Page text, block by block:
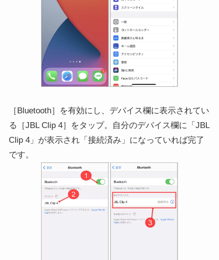
［Bluetooth］を有効にし、デバイス欄に表示されてい
る［JBL Clip 4］をタップ。自分のデバイス欄に「JBL
Clip 4」が表示され「接続済み」になっていれば完了
です。